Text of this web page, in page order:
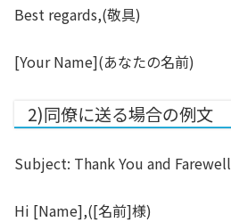
Best regards,(敬具)
[Your Name](あなたの名前)
2)同僚に送る場合の例文
Subject: Thank You and Farewell
Hi [Name],([名前]様)